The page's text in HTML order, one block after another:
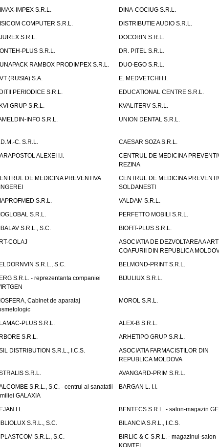
IMPEX S.R.L.
DINA-COCIUG S.R.L.
COMPUTER S.R.L.
DISTRIBUTIE AUDIO S.R.L.
S.R.L.
DOCORIN S.R.L.
PLUS S.R.L.
DR. PITEL S.R.L.
RAMBOX PRODIMPEX S.R.L.
DUO-EGO S.R.L.
(RUSIA) S.A.
E. MEDVETCHI I.I.
PERIODICE S.R.L.
EDUCATIONAL CENTRE S.R.L.
GRUP S.R.L.
KVALITERV S.R.L.
INFO S.R.L.
UNION DENTAL S.R.L.
C. S.R.L.
CAESAR SOZA S.R.L.
ALEXEI I.I.
CENTRUL DE MEDICINA
REZINA
DE MEDICINA PREVENTIVA
CENTRUL DE MEDICINA
SOLDANESTI
S.R.L.
VALDAM S.R.L.
S.R.L.
PERFETTO MOBILI S.R.L.
S.R.L., S.C.
BIOFIT-PLUS S.R.L.
COLAJ
ASOCIATIA DE DEZVOLTAREA A
COAFURII DIN REPUBLICA
S.R.L., S.C.
BELMOND-PRINT S.R.L.
S.R.L. - reprezentanta companiei
BIJULIUX S.R.L.
Cabinet de aparataj
MOROL S.R.L.
PLUS S.R.L.
ALEX-B S.R.L.
S.R.L.
ARHETIPO GRUP S.R.L.
DISTRIBUTION S.R.L., I.C.S.
ASOCIATIA FARMACISTILOR DIN
REPUBLICA MOLDOVA
S.R.L.
AVANGARD-PRIM S.R.L.
S.R.L., S.C. - centrul al sanatatii
GALAXIA
BARGAN L. I.I.
I.I.
BENTECS S.R.L. - salon-magazin
S.R.L., S.C.
BILANCIA S.R.L., I.C.S.
S.R.L., S.C.
BIRLIC & C S.R.L. - magazinul-salon
KOMTEL